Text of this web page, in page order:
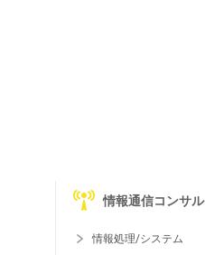
情報通信コンサル
情報処理/システム